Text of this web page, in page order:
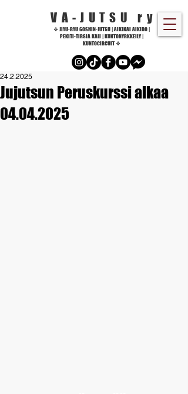
VA-JUTSU r y
❖ JIYU-RYU GOSHIN-JUTSU | AIKIKAI AIKIDO |
PEKITI-TIRSIA KALI | KUNTONYRKKEILY |
KUNTOCIRCUIT ❖
Jujutsun Peruskurssi alkaa
04.04.2025
24.2.2025